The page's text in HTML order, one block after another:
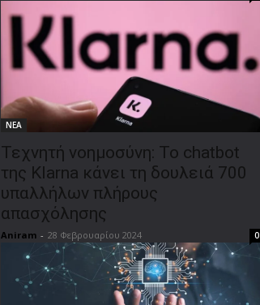
ΝΕΑ
Τεχνητή νοημοσύνη: Το chatbot
της Klarna κάνει τη δουλειά 700
υπαλλήλων πλήρους
απασχόλησης
Aniram - 28 Φεβρουαρίου 2024 0